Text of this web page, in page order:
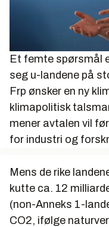
Et femte spørsmål
seg u-landene på
Frp ønsker en ny
klimapolitisk
mener avtalen vil
for industri og
Mens de rike
kutte ca. 12
(non-Anneks 1-
CO2, ifølge